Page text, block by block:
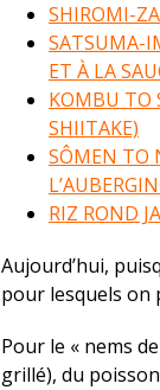
SHIROMI-
SATSUMA-
ET À LA
KOMBU TO
SHIITAKE)
SÔMEN TO
RIZ ROND
Aujourd’hui,
pour lesquels on
Pour le « nems
grillé), du